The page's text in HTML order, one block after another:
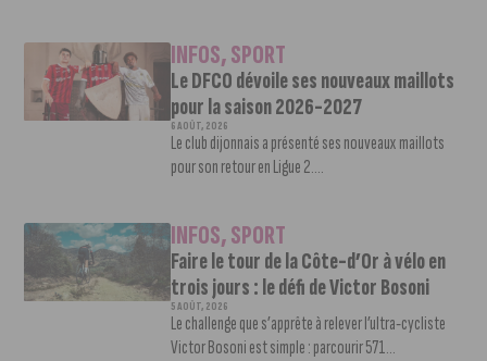
INFOS,SPORT
Le DFCO dévoile ses nouveaux maillots
pour la saison 2026-2027
6 AOÛT, 2026
Le club dijonnais a présenté ses nouveaux maillots
pour son retour en Ligue 2....
INFOS,SPORT
Faire le tour de la Côte-d’Or à vélo en
trois jours : le défi de Victor Bosoni
5 AOÛT, 2026
Le challenge que s’apprête à relever l’ultra-cycliste
Victor Bosoni est simple : parcourir 571...